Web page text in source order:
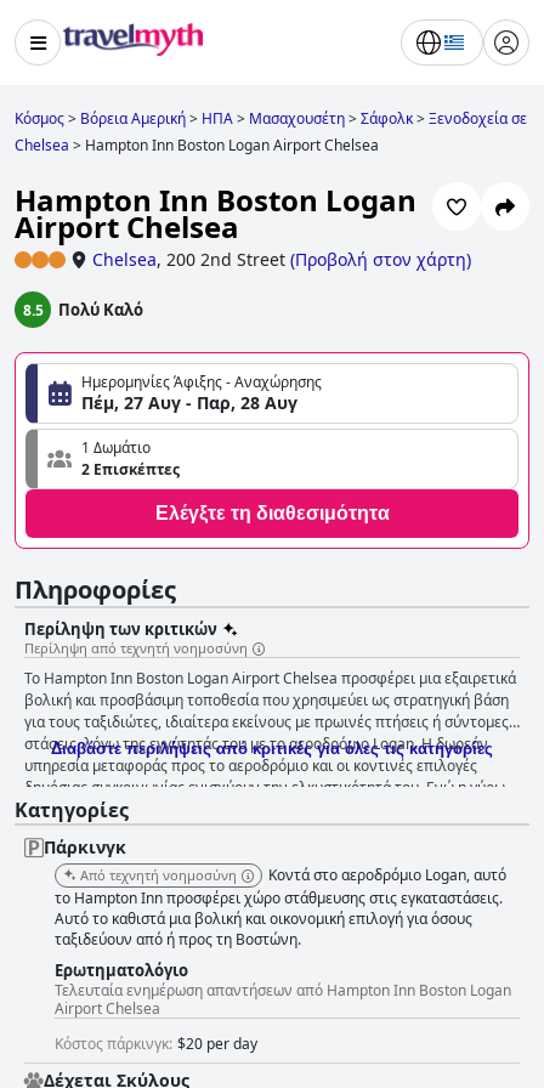
Κόσμος> Βόρεια Αμερική> ΗΠΑ> Μασαχουσέτη>Σάφολκ>Ξενοδοχεία σε
Chelsea > Hampton Inn Boston Logan Airport Chelsea
Hampton Inn Boston Logan
Airport Chelsea
Chelsea, 200 2nd Street (Προβολή στον χάρτη)
8.5 Πολύ Καλό
Ημερομηνίες Άφιξης - Αναχώρησης
Πέμ, 27 Αυγ - Παρ, 28 Αυγ
1 Δωμάτιο
2 Επισκέπτες
Ελέγξτε τη διαθεσιμότητα
Πληροφορίες
Περίληψη των κριτικών
Περίληψη από τεχνητή νοημοσύνη
Το Hampton Inn Boston Logan Airport Chelsea προσφέρει μια εξαιρετικά
βολική και προσβάσιμη τοποθεσία που χρησιμεύει ως στρατηγική βάση
για τους ταξιδιώτες, ιδιαίτερα εκείνους με πρωινές πτήσεις ή σύντομες
στάσεις, λόγω της εγγύτητάς του με το αεροδρόμιο Logan. Η δωρεάν
υπηρεσία μεταφοράς προς το αεροδρόμιο και οι κοντινές επιλογές
δημόσιας συγκοινωνίας ενισχύουν την ελκυστικότητά του. Ενώ η γύρω
περιοχή είναι βιομηχανική, τα κοντινά εστιατόρια, τα καταστήματα και
ένα εμπορικό κέντρο παρέχουν βασικές ανέσεις. Το πρωινό στο
ξενοδοχείο λαμβάνει μικτές κριτικές, αλλά γενικά εκτιμάται για την
ποικιλία και την ποιότητά του, ιδιαίτερα τις φρέσκες βάφλες και τα
διαθέσιμα ζεστά είδη. Ωστόσο, ορισμένοι επισκέπτες σημείωσαν
περιθώρια βελτίωσης στην ποικιλία και την αναπλήρωση των ειδών. Οι
εμπειρίες δείπνου ήταν επίσης ως επί το πλείστον θετικές, ιδιαίτερα η
ποιότητα και η ποικιλία του φαγητού και η ζεστή ατμόσφαιρα του λόμπι,
αν και η χρήση πλαστικών επιτραπέζιων σκευών αναφέρθηκε αρνητικά.
Τα δωμάτια στο Hampton Inn επαινούνται συχνά για την ευρυχωρία, την
των ψυγείων και των μεγάλων τηλεοράσεων επίπεδης οθόνης. Οι
επισκέπτες βρίσκουν τα δωμάτια άνετα και ήσυχα, παρέχοντας ένα
Διαβάστε περιλήψεις από κριτικές για όλες τις κατηγορίες
Κατηγορίες
Πάρκινγκ
Από τεχνητή νοημοσύνη
Κοντά στο αεροδρόμιο Logan, αυτό
το Hampton Inn προσφέρει χώρο στάθμευσης στις εγκαταστάσεις.
Αυτό το καθιστά μια βολική και οικονομική επιλογή για όσους
ταξιδεύουν από ή προς τη Βοστώνη.
Ερωτηματολόγιο
Τελευταία ενημέρωση απαντήσεων από Hampton Inn Boston Logan
Airport Chelsea
Κόστος πάρκινγκ: $20 per day
Δέχεται Σκύλους